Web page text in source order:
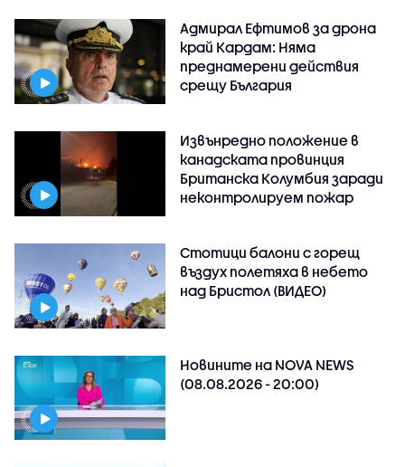
Адмирал Ефтимов за дрона
край Кардам: Няма
преднамерени действия
срещу България
Извънредно положение в
канадската провинция
Британска Колумбия заради
неконтролируем пожар
Стотици балони с горещ
въздух полетяха в небето
над Бристол (ВИДЕО)
Новините на NOVA NEWS
(08.08.2026 - 20:00)